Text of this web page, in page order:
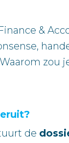
&
zou
de